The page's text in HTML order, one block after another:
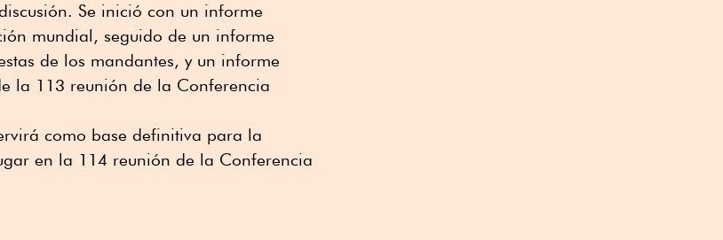
Se inició con un informe
mundial, seguido de un informe
de los mandantes, y un informe
la 113 reunión de la Conferencia
como base definitiva para la
en la 114 reunión de la Conferencia